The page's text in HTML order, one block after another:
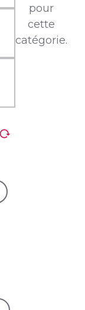
pour
cette
catégorie.